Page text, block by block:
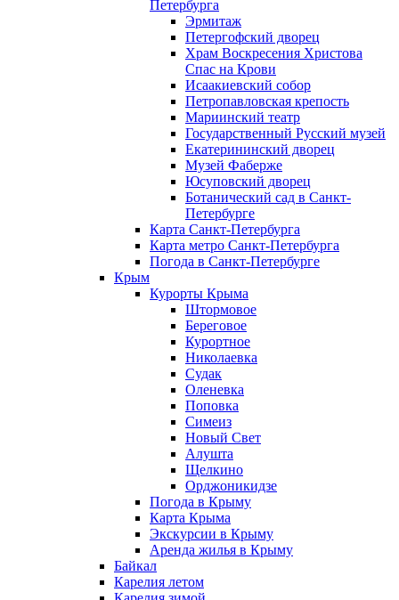
Петербурга
Эрмитаж
Петергофский дворец
Храм Воскресения Христова
Спас на Крови
Исаакиевский собор
Петропавловская крепость
Мариинский театр
Государственный Русский музей
Екатерининский дворец
Музей Фаберже
Юсуповский дворец
Ботанический сад в Санкт-
Петербурге
Карта Санкт-Петербурга
Карта метро Санкт-Петербурга
Погода в Санкт-Петербурге
Крым
Курорты Крыма
Штормовое
Береговое
Курортное
Николаевка
Судак
Оленевка
Поповка
Симеиз
Новый Свет
Алушта
Щелкино
Орджоникидзе
Погода в Крыму
Карта Крыма
Экскурсии в Крыму
Аренда жилья в Крыму
Байкал
Карелия летом